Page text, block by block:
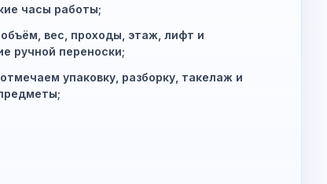
часы работы;
вес, проходы, этаж, лифт и
ручной переноски;
упаковку, разборку, такелаж и